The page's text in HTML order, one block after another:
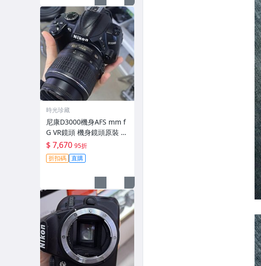
時光珍藏
尼康D3000機身AFS mm f
G VR鏡頭 機身鏡頭原裝 無
拆修無翻新 有輕微使用痕
跡 鏡頭-3430
$ 7,670 95折
折扣碼 直購